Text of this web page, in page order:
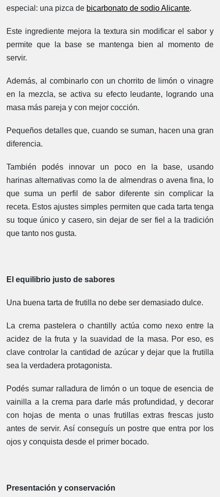
especial: una pizca de bicarbonato de sodio Alicante.
Este ingrediente mejora la textura sin modificar el sabor y
permite que la base se mantenga bien al momento de
servir.
Además, al combinarlo con un chorrito de limón o vinagre
en la mezcla, se activa su efecto leudante, logrando una
masa más pareja y con mejor cocción.
Pequeños detalles que, cuando se suman, hacen una gran
diferencia.
También podés innovar un poco en la base, usando
harinas alternativas como la de almendras o avena fina, lo
que suma un perfil de sabor diferente sin complicar la
receta. Estos ajustes simples permiten que cada tarta tenga
su toque único y casero, sin dejar de ser fiel a la tradición
que tanto nos gusta.
El equilibrio justo de sabores
Una buena tarta de frutilla no debe ser demasiado dulce.
La crema pastelera o chantilly actúa como nexo entre la
acidez de la fruta y la suavidad de la masa. Por eso, es
clave controlar la cantidad de azúcar y dejar que la frutilla
sea la verdadera protagonista.
Podés sumar ralladura de limón o un toque de esencia de
vainilla a la crema para darle más profundidad, y decorar
con hojas de menta o unas frutillas extras frescas justo
antes de servir. Así conseguís un postre que entra por los
ojos y conquista desde el primer bocado.
Presentación y conservación